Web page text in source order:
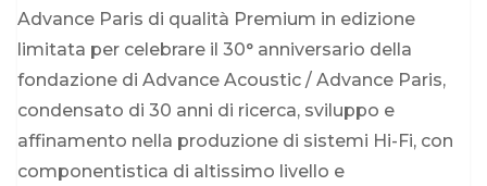
Advance Paris di qualità Premium in edizione
limitata per celebrare il 30° anniversario della
fondazione di Advance Acoustic / Advance Paris,
condensato di 30 anni di ricerca, sviluppo e
affinamento nella produzione di sistemi Hi-Fi, con
componentistica di altissimo livello e